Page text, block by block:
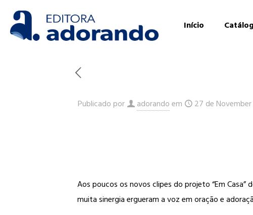
Início
Publicado por adorandoem 27 de
Aos poucos os novos clipes do projeto “Em
muita sinergia ergueram a voz em oração e